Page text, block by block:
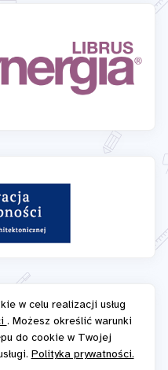
w celu realizacji usług
. Możesz określić warunki
do cookie w Twojej
Polityka prywatności.